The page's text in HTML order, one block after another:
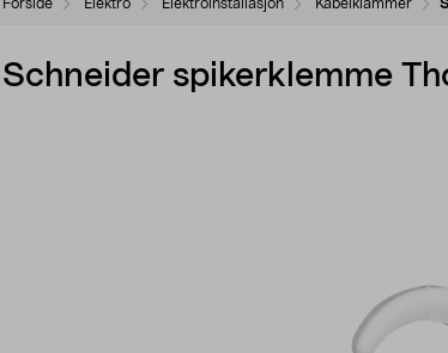
Forside Elektro Elektroinstallasjon Kabelklammer
Schneider spikerklemme